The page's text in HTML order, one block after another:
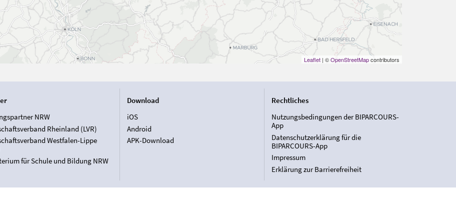
Leaflet| ©OpenStreetMapcontributors
NRW
Rheinland (LVR)
Westfalen-Lippe
für Schule und Bildung NRW
Download
iOS
Android
APK-Download
Rechtliches
Nutzungsbedingungen der BIPARCOURS-
App
Datenschutzerklärung für die
BIPARCOURS-App
Impressum
Erklärung zur Barrierefreiheit